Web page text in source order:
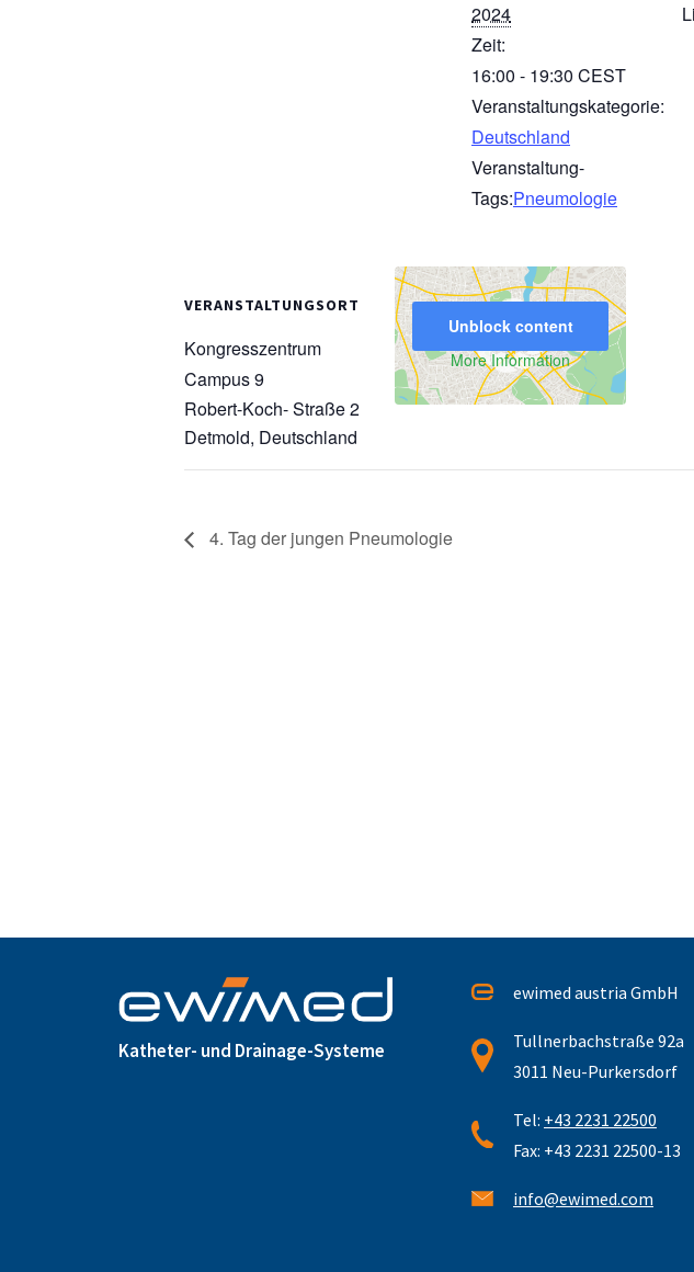
2024
Zeit:
16:00 - 19:30 CEST
Veranstaltungskategorie:
Deutschland
Veranstaltung-
Tags:Pneumologie
VERANSTALTUNGSORT
Kongresszentrum
Campus 9
Robert-Koch- Straße 2
Detmold, Deutschland
Unblock content
More Information
4. Tag der jungen Pneumologie
Katheter- und Drainage-Systeme
ewimed austria GmbH
Tullnerbachstraße 92a
3011 Neu-Purkersdorf
Tel: +43 2231 22500
Fax: +43 2231 22500-13
info@ewimed.com